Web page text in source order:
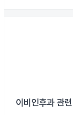
이비인후과관